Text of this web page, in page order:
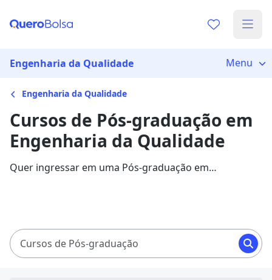
Engenharia da Qualidade Menu
Engenharia da Qualidade
Cursos de Pós-graduação em
Engenharia da Qualidade
Quer ingressar em uma Pós-graduação em
Cursos de Pós-graduação